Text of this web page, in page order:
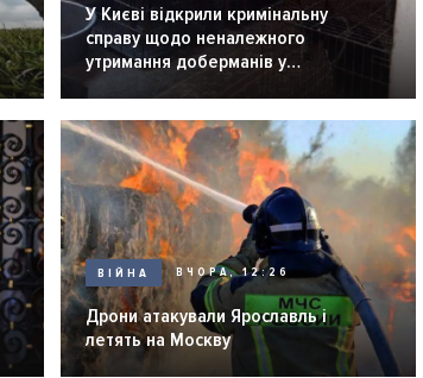
У Києві відкрили кримінальну
справу щодо неналежного
утримання доберманів у
розпліднику
ВІЙНА ВЧОРА, 12:26
Дрони атакували Ярославль і
летять на Москву